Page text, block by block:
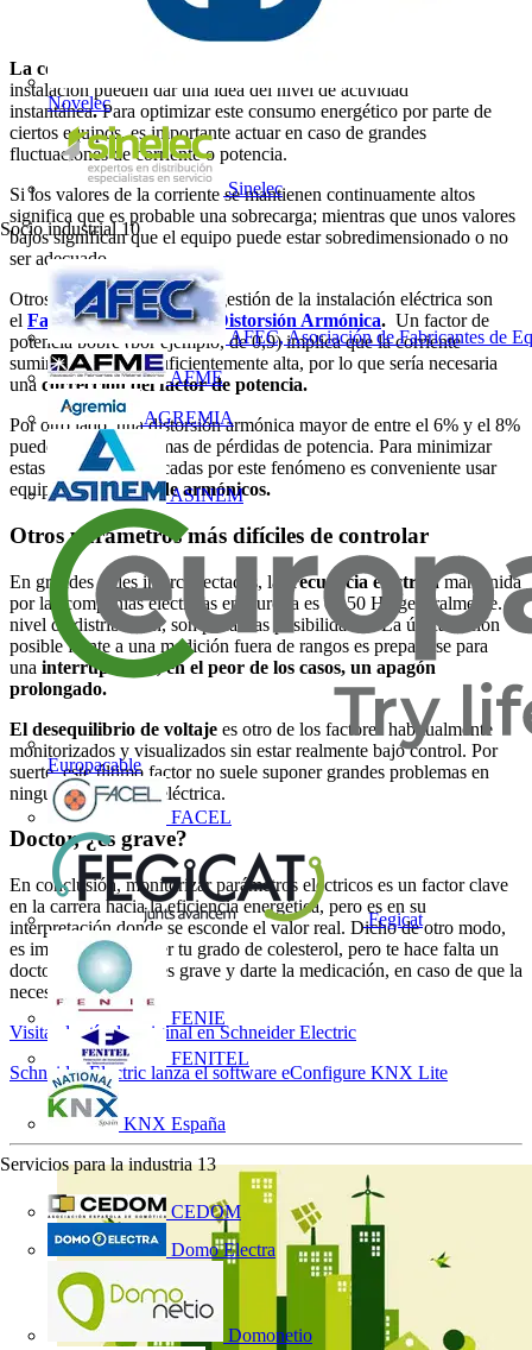
Novelec
Sinelec
Socio industrial 10
AFEC, Asociación de Fabricantes de
AFME
AGREMIA
ASINEM
Europacable
FACEL
Fegicat
FENIE
FENITEL
KNX España
Servicios para la industria 13
CEDOM
Domo Electra
Domonetio
La corriente y potencia
instalación pueden dar una idea del nivel de actividad
instantánea.Para optimizar este consumo energético por parte de
ciertos equipos, es importante actuar en caso de grandes
fluctuaciones de corriente o potencia.
Si los valores de la corriente se mantienen continuamente altos
significa que es probable una sobrecarga; mientras que unos valores
bajos significan que el equipo puede estar sobredimensionado o no
ser adecuado.
Otros dos indicadores de la gestión de la instalación eléctrica son
el Factor de Potenciay laDistorsión Armónica. Un factor de
potencia pobre (por ejemplo, de 0,9) implica que la corriente
suministrada no es suficientemente alta, por lo que sería necesaria
una corrección del factor de potencia.
Por otro lado, una distorsión armónica mayor de entre el 6% y el 8%
puede causar problemas de pérdidas de potencia. Para minimizar
estas pérdidas provocadas por este fenómeno es conveniente usar
equipos defiltrado de armónicos.
Otros parámetros más difíciles de controlar
En grandes redes interconectadas, la frecuencia eléctricamantenida
por las compañías eléctricas en Europa es de 50 Hz generalmente. A
nivel de distribución, son pocas las posibilidades. La única acción
posible frente a una medición fuera de rangos es prepararse para
una interrupción o, en el peor de los casos, un apagón
prolongado.
El desequilibrio de voltaje es otro de los factores habitualmente
monitorizados y visualizados sin estar realmente bajo control. Por
suerte, este último factor no suele suponer grandes problemas en
ninguna instalación eléctrica.
Doctor, ¿es grave?
En conclusión, monitorizar parámetros eléctricos es un factor clave
en la carrera hacia la eficiencia energética, pero es en su
interpretación donde se esconde el valor real. Dicho de otro modo,
es importante conocer tu grado de colesterol, pero te hace falta un
doctor para saber si es grave y darte la medicación, en caso de que la
necesites.
Visita el artículo original en Schneider Electric
Schneider Electric lanza el software eConfigure KNX Lite